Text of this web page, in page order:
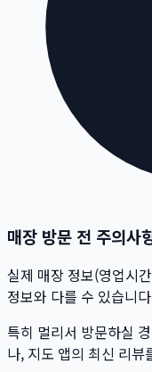
매장 방문 전 주의사
실제 매장 정보(영업시
정보와 다를 수 있습니
특히 멀리서 방문하실
나, 지도 앱의 최신 리